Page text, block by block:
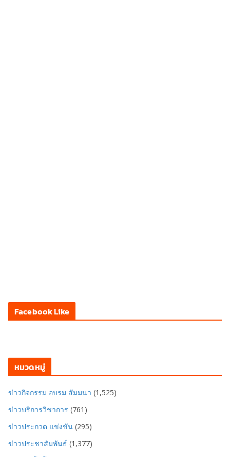
Facebook Like
หมวดหมู่
ข่าวกิจกรรม อบรม สัมมนา (1,525)
ข่าวบริการวิชาการ (761)
ข่าวประกวด แข่งขัน (295)
ข่าวประชาสัมพันธ์ (1,377)